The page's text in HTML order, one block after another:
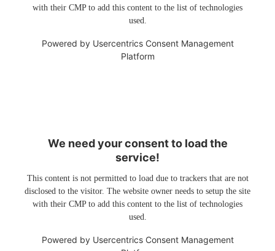
with their CMP to add this content to the list of technologies
used.
Powered by Usercentrics Consent Management
Platform
We need your consent to load the
service!
This content is not permitted to load due to trackers that are not
disclosed to the visitor. The website owner needs to setup the site
with their CMP to add this content to the list of technologies
used.
Powered by Usercentrics Consent Management